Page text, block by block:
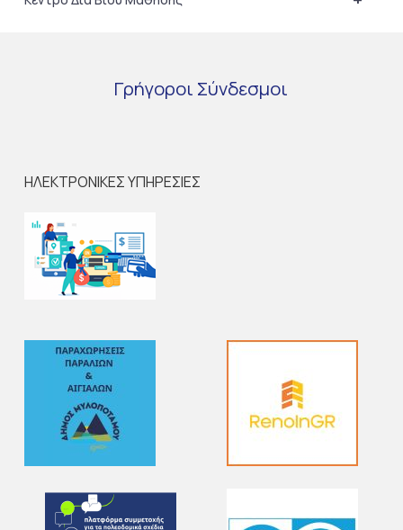
Γρήγοροι Σύνδεσμοι
ΗΛΕΚΤΡΟΝΙΚΕΣ ΥΠΗΡΕΣΙΕΣ